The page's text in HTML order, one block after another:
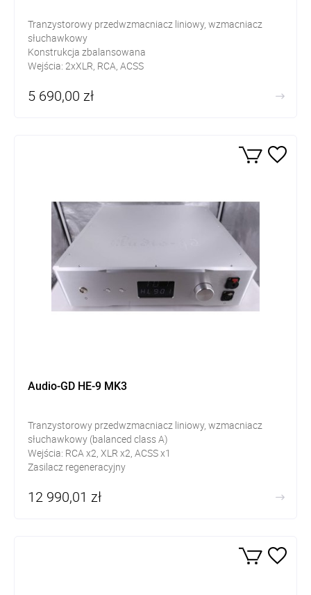
Tranzystorowy przedwzmacniacz liniowy, wzmacniacz
słuchawkowy
Konstrukcja zbalansowana
Wejścia: 2xXLR, RCA, ACSS
6,3mm
5 690,00 zł
Audio-GD HE-9 MK3
Tranzystorowy przedwzmacniacz liniowy, wzmacniacz
słuchawkowy (balanced class A)
Wejścia: RCA x2, XLR x2, ACSS x1
Zasilacz regeneracyjny
Słuchawkowe: Jack 6,3 mm, 4 pin zbalansowane
99 stopni regulacji głośności
12 990,01 zł